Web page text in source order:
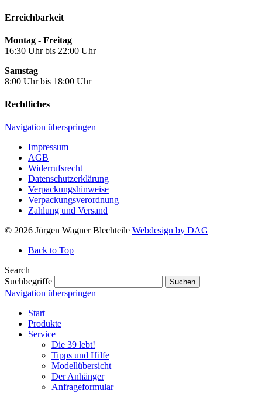
Erreichbarkeit
Montag - Freitag
16:30 Uhr bis 22:00 Uhr
Samstag
8:00 Uhr bis 18:00 Uhr
Rechtliches
Navigation überspringen
Impressum
AGB
Widerrufsrecht
Datenschutzerklärung
Verpackungshinweise
Verpackungsverordnung
Zahlung und Versand
© 2026 Jürgen Wagner Blechteile Webdesign by DAG
Back to Top
Search
Suchbegriffe
Suchen
Navigation überspringen
Start
Produkte
Service
Die 39 lebt!
Tipps und Hilfe
Modellübersicht
Der Anhänger
Anfrageformular